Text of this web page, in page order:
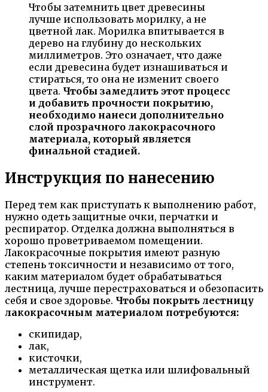
Чтобы затемнить цвет древесины
лучше использовать морилку, а не
цветной лак. Морилка впитывается в
дерево на глубину до нескольких
миллиметров. Это означает, что даже
если древесина будет изнашиваться и
стираться, то она не изменит своего
цвета. Чтобы замедлить этот процесс
и добавить прочности покрытию,
необходимо нанеси дополнительно
слой прозрачного лакокрасочного
материала, который является
финальной стадией.
Инструкция по нанесению
Перед тем как приступать к выполнению работ,
нужно одеть защитные очки, перчатки и
респиратор. Отделка должна выполняться в
хорошо проветриваемом помещении.
Лакокрасочные покрытия имеют разную
степень токсичности и независимо от того,
каким материалом будет обрабатываться
лестница, лучше перестраховаться и обезопасить
себя и свое здоровье. Чтобы покрыть лестницу
лакокрасочным материалом потребуются:
скипидар,
лак,
кисточки,
металлическая щетка или шлифовальный
инструмент.